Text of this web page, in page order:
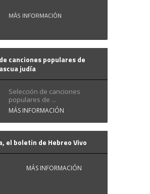
MÁS INFORMACIÓN
canciones populares de
judía
Selección de canciones
populares de ...
MÁS INFORMACIÓN
el boletin de Hebreo Vivo
MÁS INFORMACIÓN